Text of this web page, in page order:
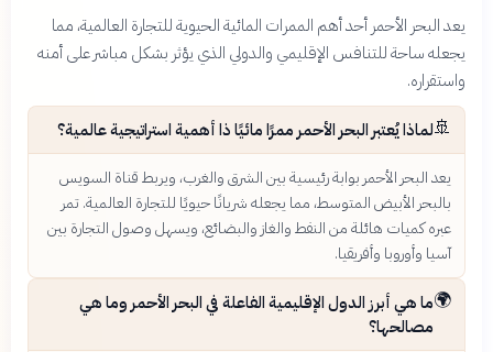
يعد البحر الأحمر أحد أهم الممرات المائية الحيوية للتجارة العالمية، مما
يجعله ساحة للتنافس الإقليمي والدولي الذي يؤثر بشكل مباشر على أمنه
واستقراره.
🚢لماذا يُعتبر البحر الأحمر ممرًا مائيًا ذا أهمية استراتيجية عالمية؟
يعد البحر الأحمر بوابة رئيسية بين الشرق والغرب، ويربط قناة السويس
بالبحر الأبيض المتوسط، مما يجعله شريانًا حيويًا للتجارة العالمية. تمر
عبره كميات هائلة من النفط والغاز والبضائع، ويسهل وصول التجارة بين
آسيا وأوروبا وأفريقيا.
🌍ما هي أبرز الدول الإقليمية الفاعلة في البحر الأحمر وما هي
مصالحها؟